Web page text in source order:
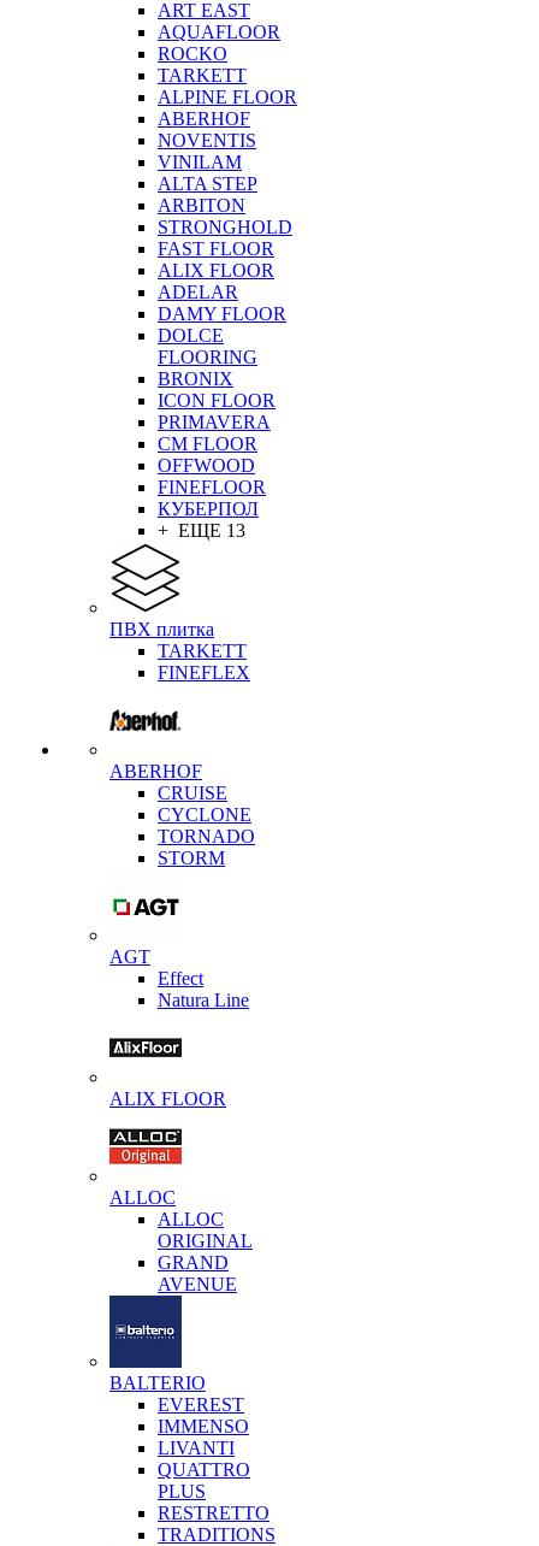
ART EAST
AQUAFLOOR
ROCKO
TARKETT
ALPINE FLOOR
ABERHOF
NOVENTIS
VINILAM
ALTA STEP
ARBITON
STRONGHOLD
FAST FLOOR
ALIX FLOOR
ADELAR
DAMY FLOOR
DOLCE
FLOORING
BRONIX
ICON FLOOR
PRIMAVERA
CM FLOOR
OFFWOOD
FINEFLOOR
КУБЕРПОЛ
+ ЕЩЕ 13
ПВХ плитка
TARKETT
FINEFLEX
ABERHOF
CRUISE
CYCLONE
TORNADO
STORM
AGT
Effect
Natura Line
ALIX FLOOR
ALLOC
ALLOC
ORIGINAL
GRAND
AVENUE
BALTERIO
EVEREST
IMMENSO
LIVANTI
QUATTRO
PLUS
RESTRETTO
TRADITIONS